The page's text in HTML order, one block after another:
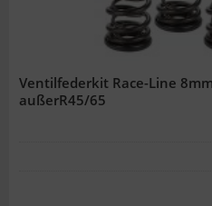
Ventilfederkit Race-Line
außerR45/65